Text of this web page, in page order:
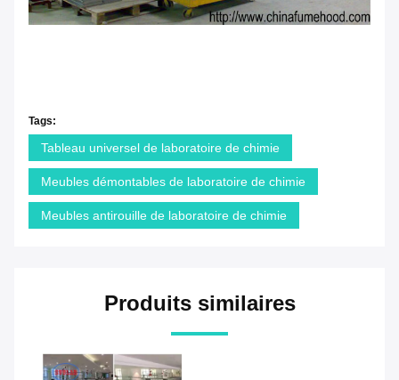
Tags:
Tableau universel de laboratoire de chimie
Meubles démontables de laboratoire de chimie
Meubles antirouille de laboratoire de chimie
Produits similaires